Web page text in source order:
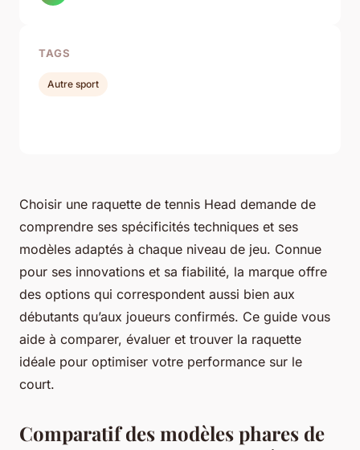
Choisir une raquette de tennis Head demande de
comprendre ses spécificités techniques et ses
modèles adaptés à chaque niveau de jeu. Connue
pour ses innovations et sa fiabilité, la marque offre
des options qui correspondent aussi bien aux
débutants qu’aux joueurs confirmés. Ce guide vous
aide à comparer, évaluer et trouver la raquette
idéale pour optimiser votre performance sur le
court.
Comparatif des modèles phares de
TAGS
Autre sport